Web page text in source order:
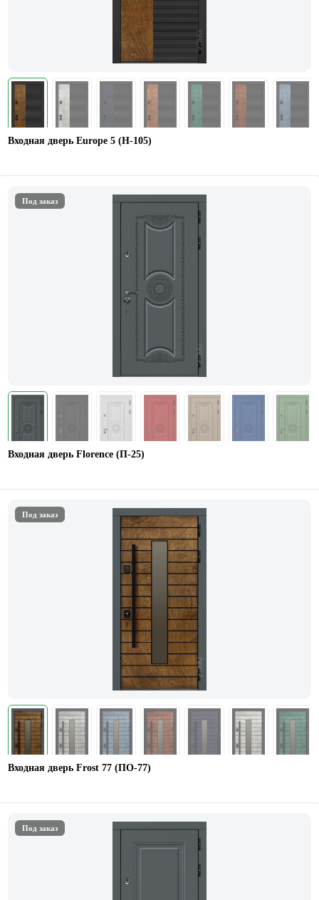
Входная дверь Europe 5 (H-105)
Под заказ
Входная дверь Florence (П-25)
Под заказ
Входная дверь Frost 77 (ПО-77)
Под заказ